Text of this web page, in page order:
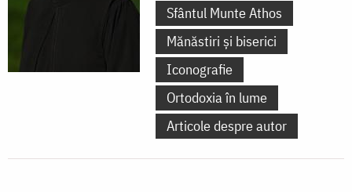
Sfântul Munte Athos
Mănăstiri și biserici
Iconografie
Ortodoxia în lume
Articole despre autor